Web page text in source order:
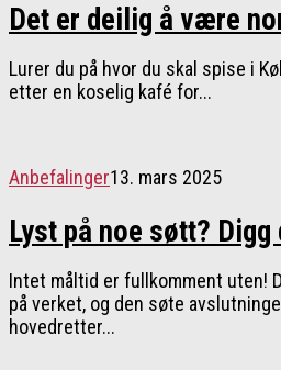
Det er deilig å være
Lurer du på hvor du skal spise i
etter en koselig kafé for...
Anbefalinger13. mars 2025
Lyst på noe søtt?
​Intet måltid er fullkomment uten!
på verket, og den søte
hovedretter...